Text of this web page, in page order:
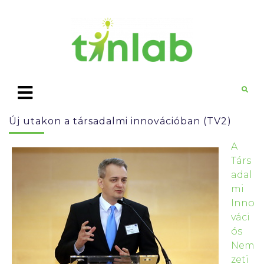
Új utakon a társadalmi innovációban (TV2)
A
Társ
adal
mi
Inno
váci
ós
Nem
zeti